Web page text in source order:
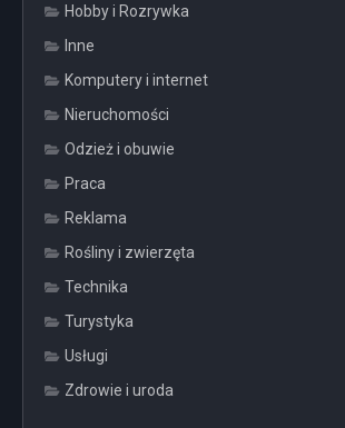
Hobby i Rozrywka
Inne
Komputery i internet
Nieruchomości
Odzież i obuwie
Praca
Reklama
Rośliny i zwierzęta
Technika
Turystyka
Usługi
Zdrowie i uroda